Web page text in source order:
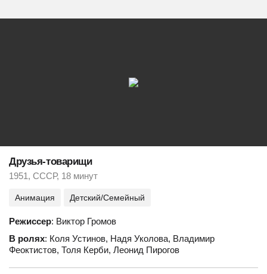
Друзья-товарищи
1951, СССР, 18 минут
Анимация Детский/Семейный
Режиссер: Виктор Громов
В ролях: Коля Устинов, Надя Уколова, Владимир
Феоктистов, Толя Керби, Леонид Пирогов